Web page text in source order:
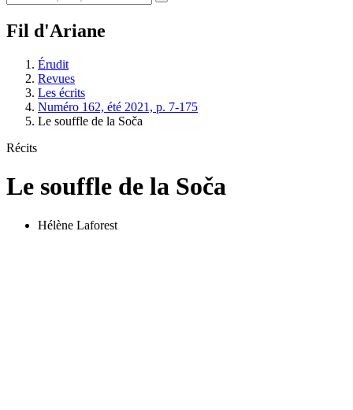
Fil d'Ariane
Érudit
Revues
Les écrits
Numéro 162, été 2021, p. 7-175
Le souffle de la Soča
Récits
Le souffle de la Soča
Hélène Laforest